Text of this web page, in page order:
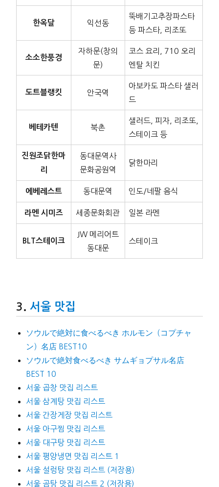
한옥달 익선동
뚝배기고추장파스타
등 파스타, 리조또
소소한풍경
자하문(창의
문)
코스 요리, 710 오리
엔탈 치킨
도트블랭킷 안국역
아보카도 파스타 샐러
드
베테카텐 북촌
샐러드, 피자, 리조또,
스테이크 등
진원조닭한마
리
동대문역사
문화공원역
닭한마리
에베레스트 동대문역 인도/네팔 음식
라멘 시미즈 세종문화회관 일본 라멘
BLT스테이크
JW 메리어트
동대문
스테이크
서울 맛집
ソウルで絶対に食べるべき ホルモン（コプチャ
ン）名店 BEST10
ソウルで絶対食べるべき サムギョプサル名店
BEST 10
서울 곱창 맛집 리스트
서울 삼계탕 맛집 리스트
서울 간장게장 맛집 리스트
서울 아구찜 맛집 리스트
서울 대구탕 맛집 리스트
서울 평양냉면 맛집 리스트 1
서울 설렁탕 맛집 리스트 (저장용)
서울 곰탕 맛집 리스트 2 (저장용)